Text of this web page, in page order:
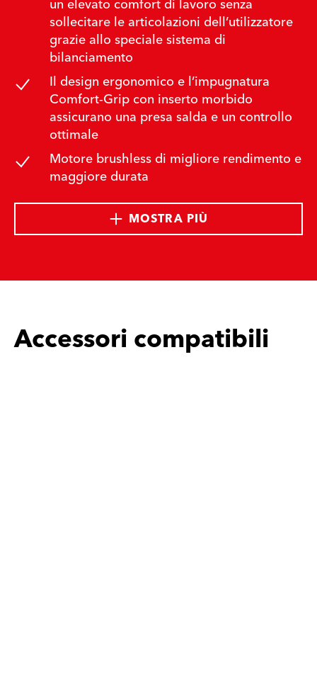
un elevato comfort di lavoro senza
sollecitare le articolazioni dell’utilizzatore
grazie allo speciale sistema di
bilanciamento
Il design ergonomico e l’impugnatura
Comfort-Grip con inserto morbido
assicurano una presa salda e un controllo
ottimale
Motore brushless di migliore rendimento e
maggiore durata
MOSTRA PIÙ
Accessori compatibili